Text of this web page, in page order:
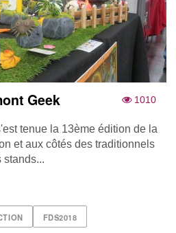
1010
Geek
tenue la 13ème édition de la
et aux côtés des traditionnels
stands...
FDS2018